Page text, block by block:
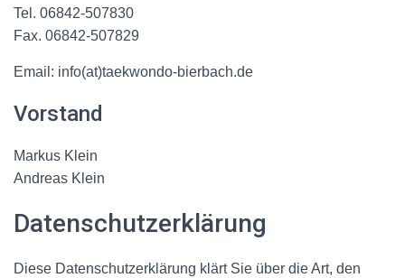
Tel. 06842-507830
Fax. 06842-507829
Email: info(at)taekwondo-bierbach.de
Vorstand
Markus Klein
Andreas Klein
Datenschutzerklärung
Diese Datenschutzerklärung klärt Sie über die Art, den